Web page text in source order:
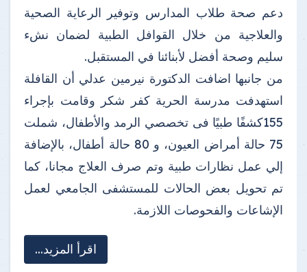
دعم صحة طلاب المدارس وتوفير الرعاية الصحية
والعلاجية من خلال القوافل الطبية لضمان نشء
سليم وصحة أفضل لأبنائنا في المستقبل.
من جانبها اضافت الدكتورة نيرمين عدلي أن القافلة
استهدفت مدرسة الحرية كفر شكر وقامت بإجراء
155كشفًا طبيًا فى تخصصي الرمد والأطفال، شملت
75 حالة أمراض العيون، و 80 حالة أطفال، بالإضافة
إلي عمل نظارات طبية وتم صرف العلاج مجانا، كما
تم تحويل بعض الحالات للمستشفى الجامعي لعمل
الإشاعات والفحوصات اللازمة.
اقرأ المزيد...